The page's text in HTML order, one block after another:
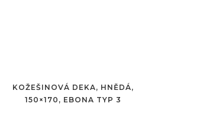
KOŽEŠINOVÁ DEKA, HNĚDÁ,
150×170, EBONA TYP 3